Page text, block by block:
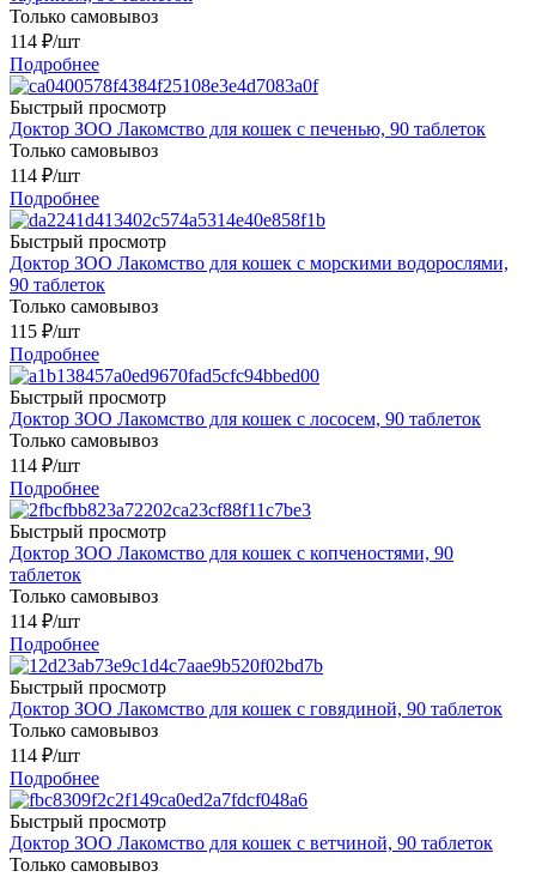
Только самовывоз
114 ₽/шт
Подробнее
Быстрый просмотр
Доктор ЗОО Лакомство для кошек с печенью, 90 таблеток
Только самовывоз
114 ₽/шт
Подробнее
Быстрый просмотр
Доктор ЗОО Лакомство для кошек с морскими водорослями,
90 таблеток
Только самовывоз
115 ₽/шт
Подробнее
Быстрый просмотр
Доктор ЗОО Лакомство для кошек с лососем, 90 таблеток
Только самовывоз
114 ₽/шт
Подробнее
Быстрый просмотр
Доктор ЗОО Лакомство для кошек с копченостями, 90
таблеток
Только самовывоз
114 ₽/шт
Подробнее
Быстрый просмотр
Доктор ЗОО Лакомство для кошек с говядиной, 90 таблеток
Только самовывоз
114 ₽/шт
Подробнее
Быстрый просмотр
Доктор ЗОО Лакомство для кошек с ветчиной, 90 таблеток
Только самовывоз